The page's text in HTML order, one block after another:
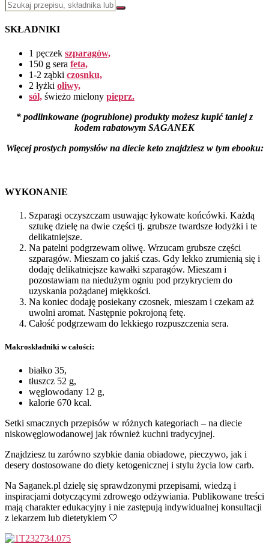
SKŁADNIKI
1 pęczek szparagów,
150 g sera feta,
1-2 ząbki czosnku,
2 łyżki oliwy,
sól, świeżo mielony pieprz.
* podlinkowane (pogrubione) produkty możesz kupić taniej z
kodem rabatowym SAGANEK
Więcej prostych pomysłów na diecie keto znajdziesz w tym ebooku:
WYKONANIE
Szparagi oczyszczam usuwając łykowate końcówki. Każdą
sztukę dzielę na dwie części tj. grubsze twardsze łodyżki i te
delikatniejsze.
Na patelni podgrzewam oliwę. Wrzucam grubsze części
szparagów. Mieszam co jakiś czas. Gdy lekko zrumienią się i
dodaję delikatniejsze kawałki szparagów. Mieszam i
pozostawiam na niedużym ogniu pod przykryciem do
uzyskania pożądanej miękkości.
Na koniec dodaję posiekany czosnek, mieszam i czekam aż
uwolni aromat. Następnie pokrojoną fetę.
Całość podgrzewam do lekkiego rozpuszczenia sera.
Makroskładniki w całości:
białko 35,
tłuszcz 52 g,
węglowodany 12 g,
kalorie 670 kcal.
Setki smacznych przepisów w różnych kategoriach – na diecie
niskowęglowodanowej jak również kuchni tradycyjnej.
Znajdziesz tu zarówno szybkie dania obiadowe, pieczywo, jak i
desery dostosowane do diety ketogenicznej i stylu życia low carb.
Na Saganek.pl dzielę się sprawdzonymi przepisami, wiedzą i
inspiracjami dotyczącymi zdrowego odżywiania. Publikowane treści
mają charakter edukacyjny i nie zastępują indywidualnej konsultacji
z lekarzem lub dietetykiem 🤍